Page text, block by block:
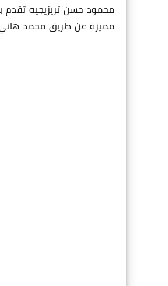
محمود حسن تريزيجيه تقدم
مميزة عن طريق محمد